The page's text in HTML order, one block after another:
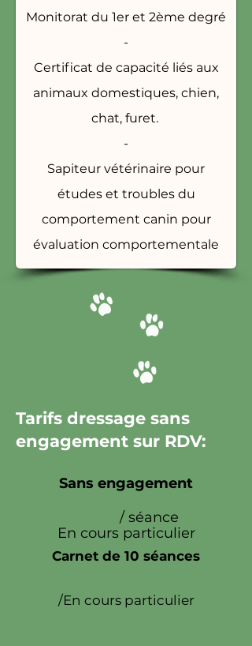
Monitorat du 1er et 2ème degré
-
Certificat de capacité liés aux
animaux domestiques, chien,
chat, furet.
-
Sapiteur vétérinaire pour
études et troubles du
comportement canin pour
évaluation comportementale
Tarifs dressage sans
engagement sur RDV:
Sans engagement
/ séance
En cours particulier
Carnet de 10 séances
/En cours particulier